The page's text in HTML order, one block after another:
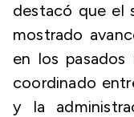
destacó que el
mostrado
en los
coordinado
y la